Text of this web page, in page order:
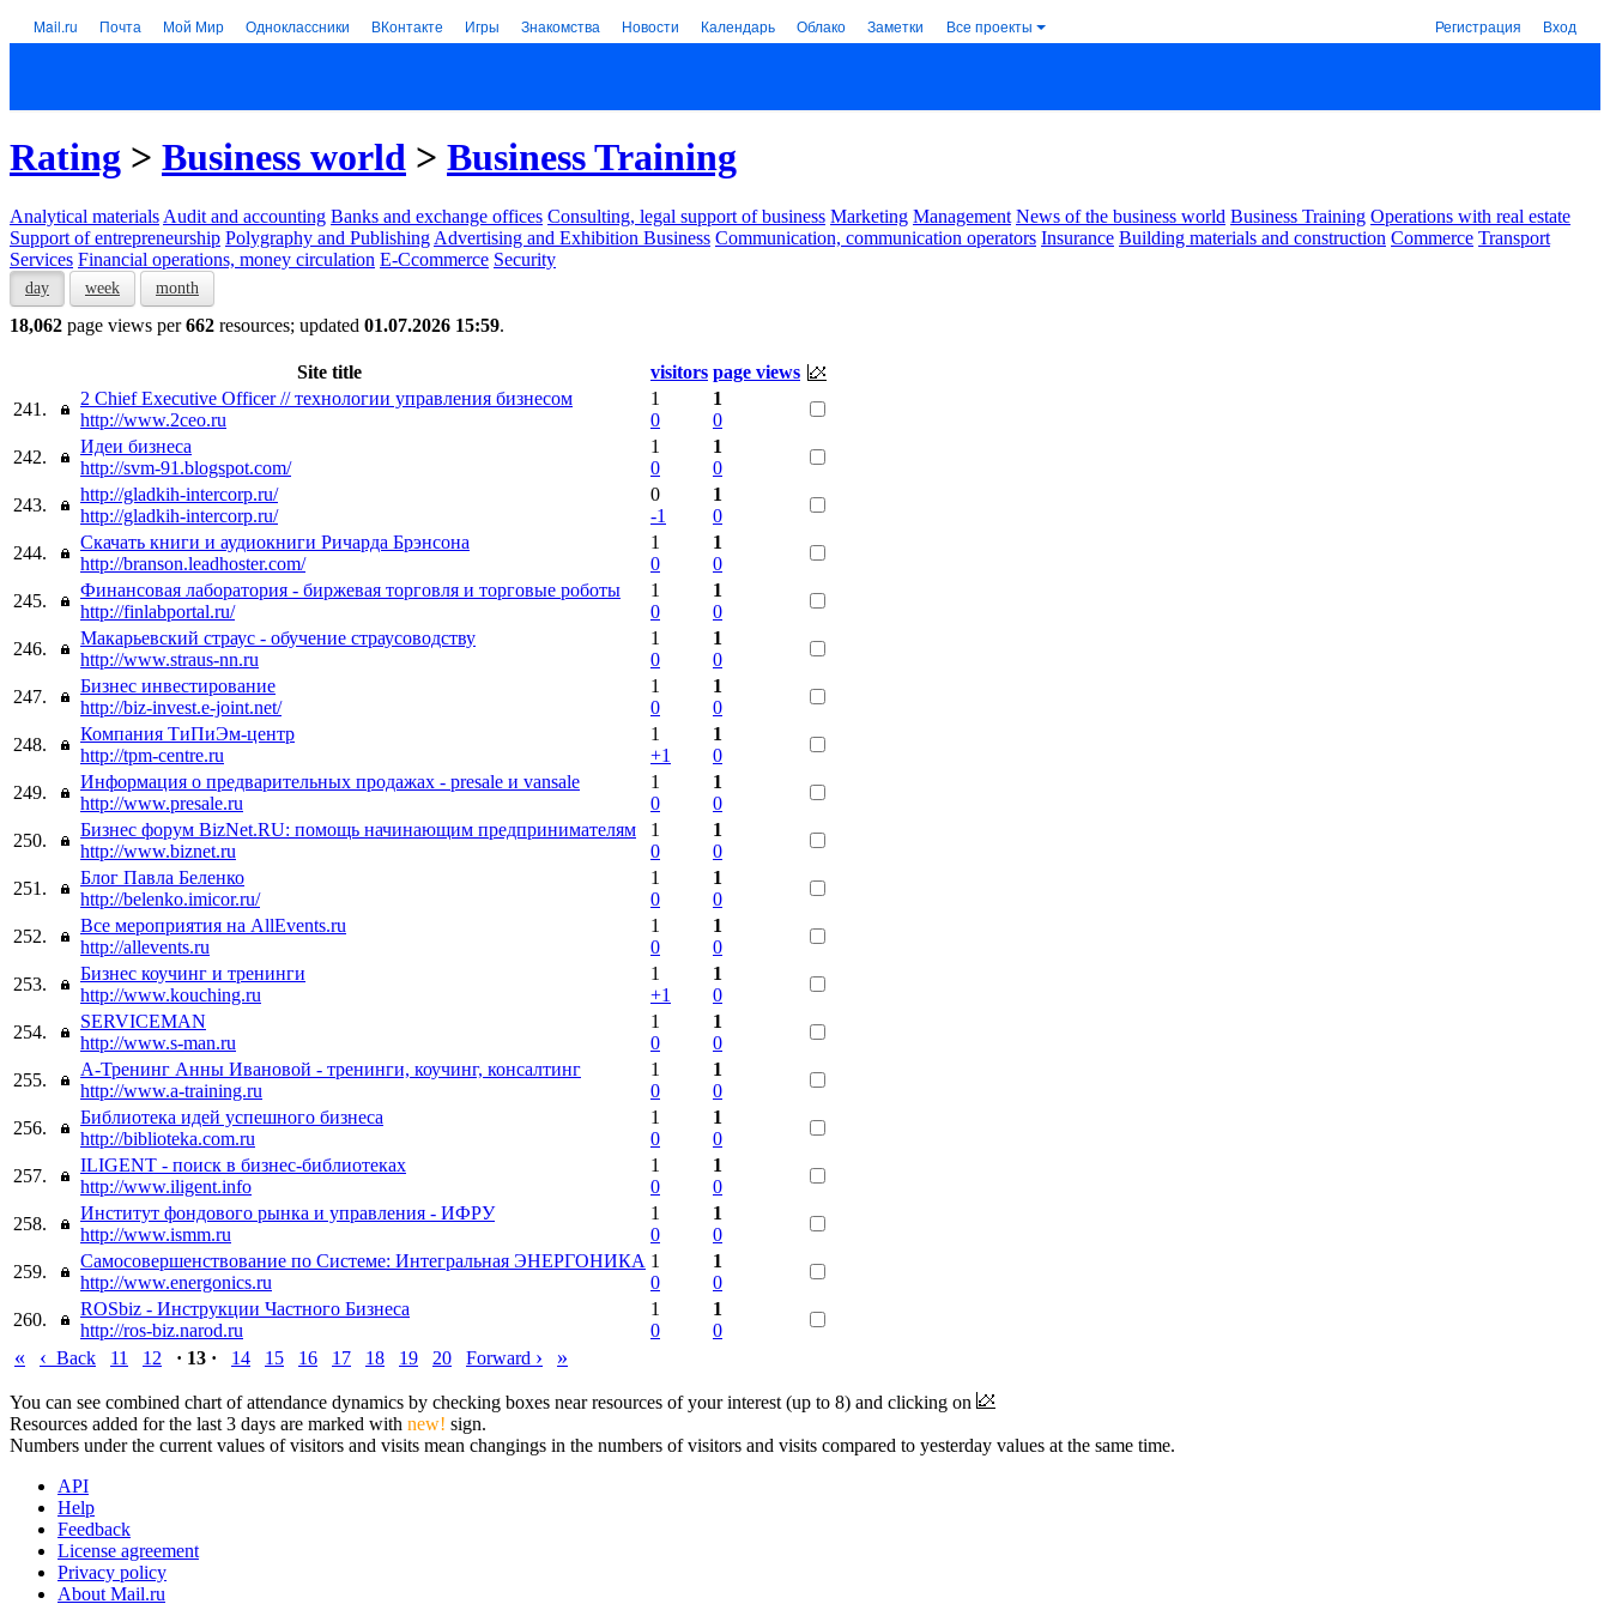
Mail.ru Почта Мой Мир Одноклассники ВКонтакте Игры Знакомства Новости Календарь Облако Заметки Все проекты Регистрация Вход
Rating > Business world > Business Training
Analytical materials Audit and accounting Banks and exchange offices Consulting, legal support of business Marketing Management News of the business world Business Training Operations with real estate
Support of entrepreneurship Polygraphy and Publishing Advertising and Exhibition Business Communication, communication operators Insurance Building materials and construction Commerce Transport
Services Financial operations, money circulation E-Ccommerce Security
day week month
18,062 page views per662 resources; updated 01.07.2026 15:59.
Site title visitors page views
241.
2 Chief Executive Officer // технологии управления бизнесом
http://www.2ceo.ru
1
0
1
0
242.
Идеи бизнеса
http://svm-91.blogspot.com/
1
0
1
0
243.
http://gladkih-intercorp.ru/
http://gladkih-intercorp.ru/
0
-1
1
0
244.
Скачать книги и аудиокниги Ричарда Брэнсона
http://branson.leadhoster.com/
1
0
1
0
245.
Финансовая лаборатория - биржевая торговля и торговые роботы
http://finlabportal.ru/
1
0
1
0
246.
Макарьевский страус - обучение страусоводству
http://www.straus-nn.ru
1
0
1
0
247.
Бизнес инвестирование
http://biz-invest.e-joint.net/
1
0
1
0
248.
Компания ТиПиЭм-центр
http://tpm-centre.ru
1
+1
1
0
249.
Информация о предварительных продажах - presale и vansale
http://www.presale.ru
1
0
1
0
250.
Бизнес форум BizNet.RU: помощь начинающим предпринимателям
http://www.biznet.ru
1
0
1
0
251.
Блог Павла Беленко
http://belenko.imicor.ru/
1
0
1
0
252.
Все мероприятия на AllEvents.ru
http://allevents.ru
1
0
1
0
253.
Бизнес коучинг и тренинги
http://www.kouching.ru
1
+1
1
0
254.
SERVICEMAN
http://www.s-man.ru
1
0
1
0
255.
А-Тренинг Анны Ивановой - тренинги, коучинг, консалтинг
http://www.a-training.ru
1
0
1
0
256.
Библиотека идей успешного бизнеса
http://biblioteka.com.ru
1
0
1
0
257.
ILIGENT - поиск в бизнес-библиотеках
http://www.iligent.info
1
0
1
0
258.
Институт фондового рынка и управления - ИФРУ
http://www.ismm.ru
1
0
1
0
259.
Самосовершенствование по Системе: Интегральная ЭНЕРГОНИКА
http://www.energonics.ru
1
0
1
0
260.
ROSbiz - Инструкции Частного Бизнеса
http://ros-biz.narod.ru
1
0
1
0
« ‹ Back 11 12 · 13 · 14 15 16 17 18 19 20 Forward › »
You can see combined chart of attendance dynamics by checking boxes near resources of your interest (up to 8) and clicking on
Resources added for the last 3 days are marked with new! sign.
Numbers under the current values of visitors and visits mean changings in the numbers of visitors and visits compared to yesterday values at the same time.
API
Help
Feedback
License agreement
Privacy policy
About Mail.ru